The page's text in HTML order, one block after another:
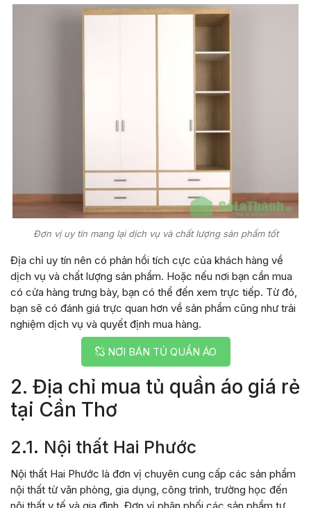
Đơn vị uy tín mang lại dịch vụ và chất lượng sản phẩm tốt
Địa chỉ uy tín nên có phản hồi tích cực của khách hàng về
dịch vụ và chất lượng sản phẩm. Hoặc nếu nơi bạn cần mua
có cửa hàng trưng bày, bạn có thể đến xem trực tiếp. Từ đó,
bạn sẽ có đánh giá trực quan hơn về sản phẩm cũng như trải
nghiệm dịch vụ và quyết định mua hàng.
NƠI BÁN TỦ QUẦN ÁO
2. Địa chỉ mua tủ quần áo giá rẻ
tại Cần Thơ
2.1. Nội thất Hai Phước
Nội thất Hai Phước là đơn vị chuyên cung cấp các sản phẩm
nội thất từ văn phòng, gia dụng, công trình, trường học đến
nội thất y tế và gia đình. Đơn vị phân phối các sản phẩm tự